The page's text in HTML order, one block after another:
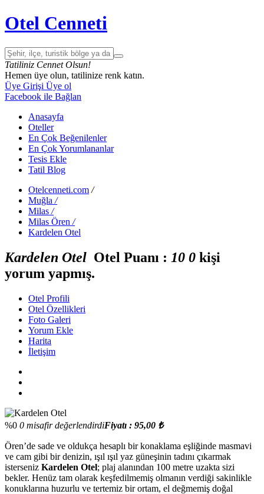
Otel Cenneti
Tatiliniz Cennet Olsun!
Hemen üye olun, tatilinize renk katın.
Üye Girişi Üye ol
Facebook ile Bağlan
Anasayfa
Oteller
En Çok Beğenilenler
En Çok Yorumlananlar
Tesis Ekle
Tatil Blog
Otelcenneti.com /
Muğla /
Milas /
Milas Ören /
Kardelen Otel
Kardelen Otel Otel Puanı : 10 0 kişi
yorum yapmış.
Otel Profili
Otel Özellikleri
Foto Galeri
Yorum Ekle
Harita
İletişim
%0 0 misafir değerlendirdiFiyatı : 95,00 ₺
Ören’de sade ve oldukça hesaplı bir konaklama eşliğinde masmavi
ve cam gibi bir denizin, ışıl ışıl yaz güneşinin tadını çıkarmak
isterseniz Kardelen Otel; plaj alanından 100 metre uzakta sizi
bekler. Henüz tam olarak keşfedilmemiş olmanın verdiği sakinlikle
konuklarına huzurlu ve tertemiz bir ortam, el değmemiş doğal